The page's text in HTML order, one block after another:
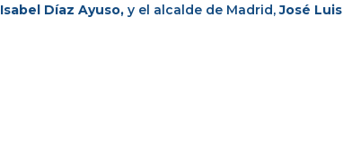
Isabel Díaz Ayuso, y el alcalde de Madrid,José Luis